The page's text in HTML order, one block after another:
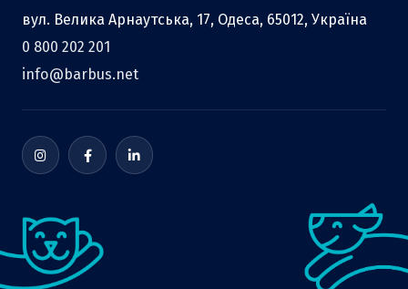
вул. Велика Арнаутська, 17, Одеса, 65012, Україна
0 800 202 201
info@barbus.net